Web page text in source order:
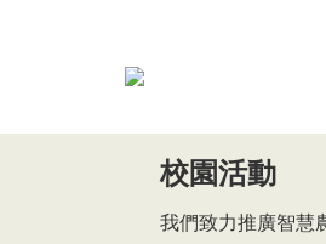
校園活動
我們致力推廣智慧